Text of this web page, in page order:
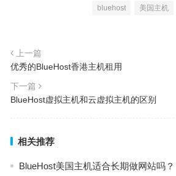
bluehost 美国主机
上一篇
优秀的BlueHost香港主机租用
下一篇
BlueHost虚拟主机和云虚拟主机的区别
相关推荐
BlueHost美国主机适合长期做网站吗？